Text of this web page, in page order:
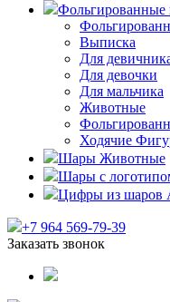
Выписка
Для
Для девочки
Для мальчика
Животные
Ходячие
Шары Животные
Шары с
Цифры из шаров
+7 964 569-79-39
Заказать звонок